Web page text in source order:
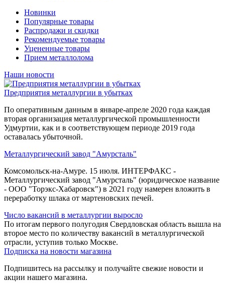
Новинки
Популярные товары
Распродажи и скидки
Рекомендуемые товары
Уцененные товары
Прием металлолома
Наши новости
Предприятия металлургии в убытках
По оперативным данным в январе-апреле 2020 года каждая
вторая организация металлургической промышленности
Удмуртии, как и в соответствующем периоде 2019 года
оставалась убыточной.
Металлургический завод "Амурсталь"
Комсомольск-на-Амуре. 15 июля. ИНТЕРФАКС -
Металлургический завод "Амурсталь" (юридическое название
- ООО "Торэкс-Хабаровск") в 2021 году намерен вложить в
переработку шлака от мартеновских печей.
Число вакансий в металлургии выросло
По итогам первого полугодия Свердловская область вышла на
второе место по количеству вакансий в металлургической
отрасли, уступив только Москве.
Подписка на новости магазина
Подпишитесь на рассылку и получайте свежие новости и
акции нашего магазина.